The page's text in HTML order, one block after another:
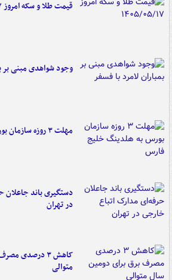
قیمت طلا و سکه امروز ۱۴۰۵/۰۵/۱۷
وجود شواهدی مبنی بر
مهلت ۳ روزه سازمان بورس به هلدینگ خلیج فارس
دستگیری باند جاعلان
در تهران
کاهش ۳ درصدی
متوالی